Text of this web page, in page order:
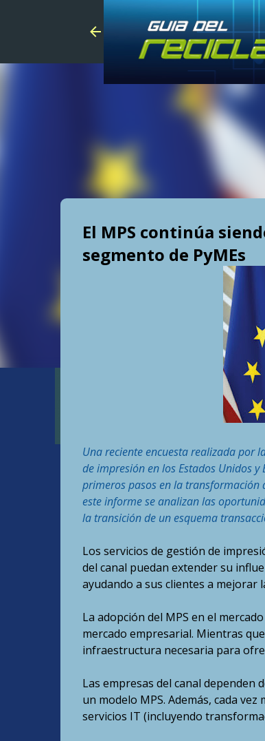
El MPS continúa
segmento de PyMEs
Una reciente encuesta realizada por
de impresión en los Estados Unidos
primeros pasos en la transformación
este informe se analizan las
la transición de un esquema
Los servicios de gestión de
del canal puedan extender su
ayudando a sus clientes a mejorar
La adopción del MPS en el
mercado empresarial. Mientras
infraestructura necesaria para
Las empresas del canal
un modelo MPS. Además, cada
servicios IT (incluyendo